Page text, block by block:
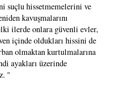
suçlu hissetmemelerini ve
kavuşmalarını
ilerde onlara güvenli evler,
içinde oldukları hissini de
olmaktan kurtulmalarına
ayakları üzerinde
"